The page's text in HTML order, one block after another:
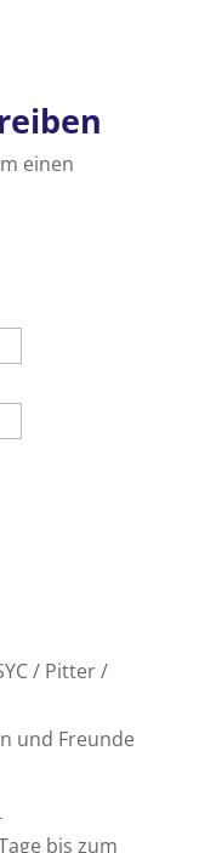
einen
/ Pitter /
und Freunde
bis zum